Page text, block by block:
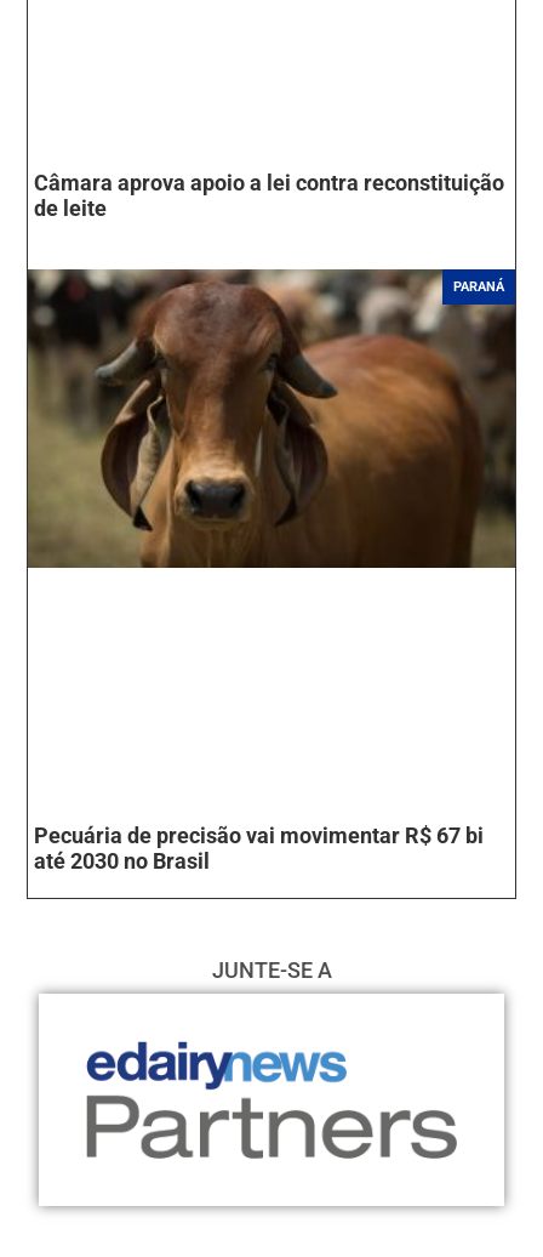
Câmara aprova apoio a lei contra reconstituição
de leite
PARANÁ
Pecuária de precisão vai movimentar R$ 67 bi
até 2030 no Brasil
JUNTE-SE A